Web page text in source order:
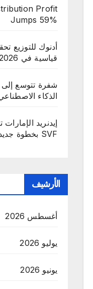
Profit
Jumps 59%
أدنوك للتوزيع
قياسية في 2026
شفرة تتوسع
الذكاء
إيدنريد
SVF بخطوة جديدة
الأرشيف
أغسطس 2026
يوليو 2026
يونيو 2026